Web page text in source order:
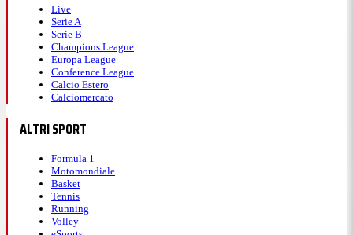
Live
Serie A
Serie B
Champions League
Europa League
Conference League
Calcio Estero
Calciomercato
ALTRI SPORT
Formula 1
Motomondiale
Basket
Tennis
Running
Volley